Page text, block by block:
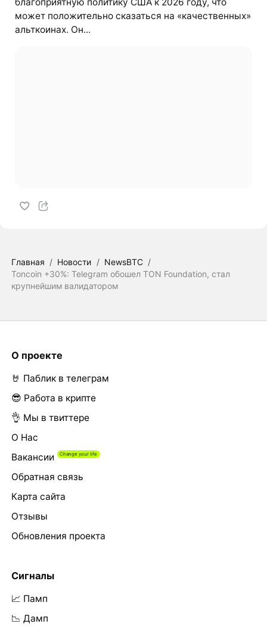
может положительно сказаться на «качественных»
альткоинах. Он...
Главная / Новости / NewsBTC /
Toncoin +30%: Telegram обошел TON Foundation, стал
крупнейшим валидатором
О проекте
🤘 Паблик в телеграм
😎 Работа в крипте
👌 Мы в твиттере
О Нас
Вакансии
Обратная связь
Карта сайта
Отзывы
Обновления проекта
Сигналы
📈 Памп
📉 Дамп